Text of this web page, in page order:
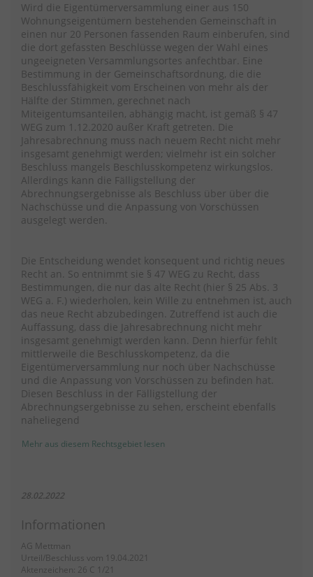
Wird die Eigentümerversammlung einer aus 150
Wohnungseigentümern bestehenden Gemeinschaft in
einen nur 20 Personen fassenden Raum einberufen, sind
die dort gefassten Beschlüsse wegen der Wahl eines
ungeeigneten Versammlungsortes anfechtbar. Eine
Bestimmung in der Gemeinschaftsordnung, die die
Beschlussfähigkeit vom Erscheinen von mehr als der
Hälfte der Stimmen, gerechnet nach
Miteigentumsanteilen, abhängig macht, ist gemäß § 47
WEG zum 1.12.2020 außer Kraft getreten. Die
Jahresabrechnung muss nach neuem Recht nicht mehr
insgesamt genehmigt werden; vielmehr ist ein solcher
Beschluss mangels Beschlusskompetenz wirkungslos.
Allerdings kann die Fälligstellung der
Abrechnungsergebnisse als Beschluss über über die
Nachschüsse und die Anpassung von Vorschüssen
ausgelegt werden.
Die Entscheidung wendet konsequent und richtig neues
Recht an. So entnimmt sie § 47 WEG zu Recht, dass
Bestimmungen, die nur das alte Recht (hier § 25 Abs. 3
WEG a. F.) wiederholen, kein Wille zu entnehmen ist, auch
das neue Recht abzubedingen. Zutreffend ist auch die
Auffassung, dass die Jahresabrechnung nicht mehr
insgesamt genehmigt werden kann. Denn hierfür fehlt
mittlerweile die Beschlusskompetenz, da die
Eigentümerversammlung nur noch über Nachschüsse
und die Anpassung von Vorschüssen zu befinden hat.
Diesen Beschluss in der Fälligstellung der
Abrechnungsergebnisse zu sehen, erscheint ebenfalls
naheliegend
Mehr aus diesem Rechtsgebiet lesen
28.02.2022
Informationen
AG Mettman
Urteil/Beschluss vom 19.04.2021
Aktenzeichen: 26 C 1/21